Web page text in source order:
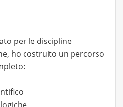
per le discipline
ho costruito un percorso